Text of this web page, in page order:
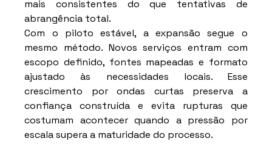
mais consistentes do que tentativas de
abrangência total.
Com o piloto estável, a expansão segue o
mesmo método. Novos serviços entram com
escopo definido, fontes mapeadas e formato
ajustado às necessidades locais. Esse
crescimento por ondas curtas preserva a
confiança construída e evita rupturas que
costumam acontecer quando a pressão por
escala supera a maturidade do processo.